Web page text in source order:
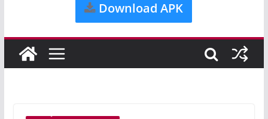
Download APK